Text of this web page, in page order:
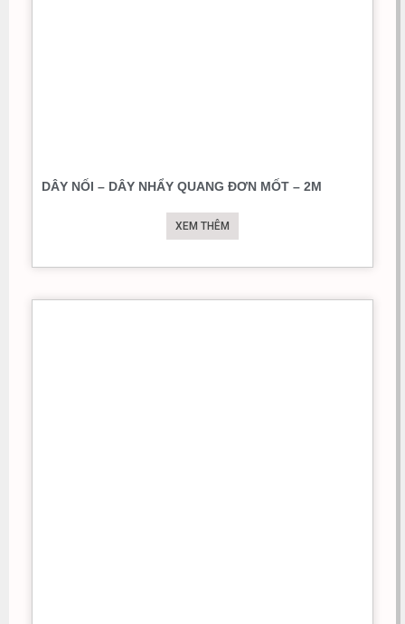
DÂY NỐI – DÂY NHẨY QUANG ĐƠN MỐT – 2M
XEM THÊM